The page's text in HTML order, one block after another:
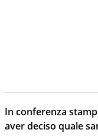
In conferenza
aver deciso quale